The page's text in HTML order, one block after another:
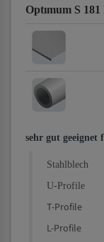
Optımum S
sehr gut geeignet
Stahlblech
U-Profile
T-Profile
L-Profile